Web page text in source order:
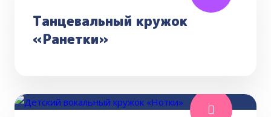
Танцевальный кружок
«Ранетки»